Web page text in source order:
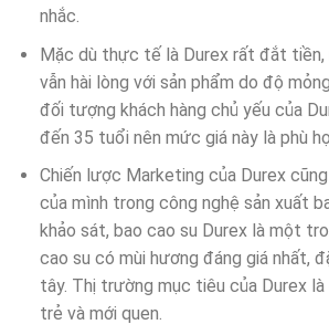
nhắc.
Mặc dù thực tế là Durex rất đắt tiền,
vẫn hài lòng với sản phẩm do độ
đối tượng khách hàng chủ yếu của
đến 35 tuổi nên mức giá này là phù
Chiến lược Marketing của Durex
của mình trong công nghệ sản xuất
khảo sát, bao cao su Durex là một
cao su có mùi hương đáng giá nhất,
tây. Thị trường mục tiêu của Durex
trẻ và mới quen.